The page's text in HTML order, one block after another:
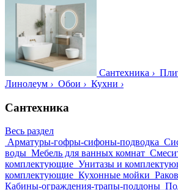
Сантехника ›
Линолеум › Обои › Кухни ›
Сантехника
Весь раздел
Арматуры-гофры-сифоны-подводка
воды Мебель для ванных комнат
комплектующие Унитазы и
комплектующие Кухонные мойки
Кабины-ограждения-трапы-поддоны